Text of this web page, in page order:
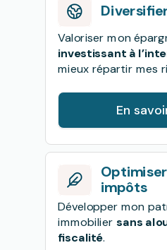
Valoriser mon
investissant à
mieux répartir mes
En
impôts
Développer mon
immobilier sans
fiscalité.